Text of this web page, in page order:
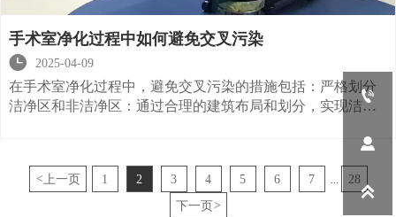
手术室净化过程中如何避免交叉污染

2025-04-09
在手术室净化过程中，避免交叉污染的措施包括：严格划分
洁净区和非洁净区：通过合理的建筑布局和划分，实现洁污
术器械、药品等物资按照规定的路线进出手术室，避免交叉
污染
< 上一页 1 2 3 4 5 6 7
28
下一页>


